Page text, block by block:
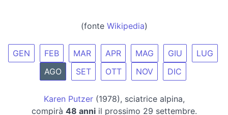
(fonte Wikipedia)
GEN FEB MAR APR MAG GIU
LUG
AGO
SET OTT NOV DIC
Karen Putzer(1978), sciatrice alpina,
compirà 48 anniil prossimo 29 settembre.